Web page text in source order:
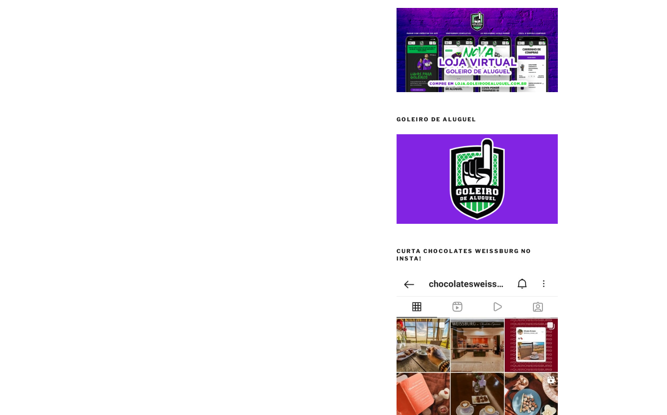
GOLEIRO DE ALUGUEL
CURTA CHOCOLATES WEISSBURG NO
INSTA!